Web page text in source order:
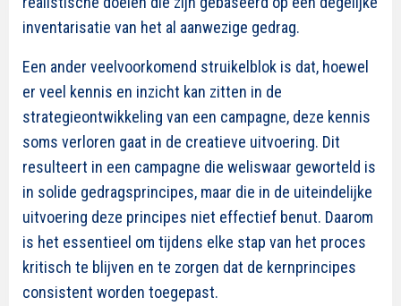
inventarisatie van het al aanwezige gedrag.
Een ander veelvoorkomend struikelblok is dat, hoewel
er veel kennis en inzicht kan zitten in de
strategieontwikkeling van een campagne, deze kennis
soms verloren gaat in de creatieve uitvoering. Dit
resulteert in een campagne die weliswaar geworteld is
in solide gedragsprincipes, maar die in de uiteindelijke
uitvoering deze principes niet effectief benut. Daarom
is het essentieel om tijdens elke stap van het proces
kritisch te blijven en te zorgen dat de kernprincipes
consistent worden toegepast.